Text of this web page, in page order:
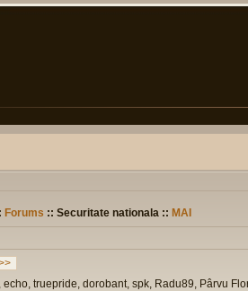
Forums :: Securitate nationala :: MAI
truepride, dorobant, spk, Radu89, Pârvu